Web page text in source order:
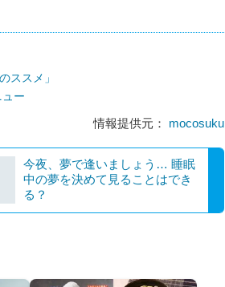
ススメ」
ー
情報提供元： mocosuku
今夜、夢で逢いましょう… 睡眠
中の夢を決めて見ることはでき
る？